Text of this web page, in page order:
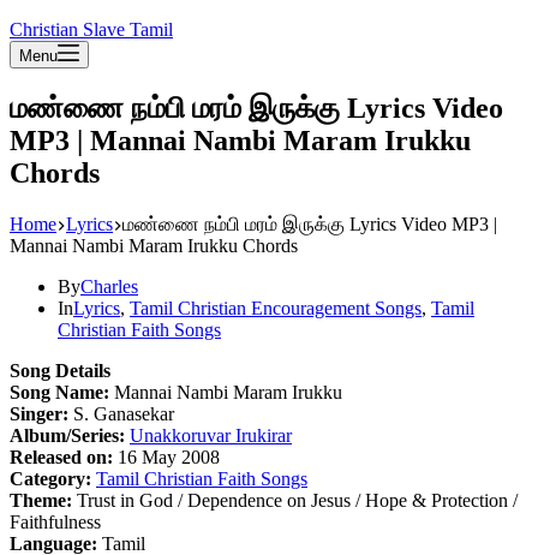
Christian Slave Tamil
Menu
மண்ணை நம்பி மரம் இருக்கு Lyrics Video
MP3 | Mannai Nambi Maram Irukku
Chords
Home Lyrics மண்ணை நம்பி மரம் இருக்கு Lyrics Video MP3 |
Mannai Nambi Maram Irukku Chords
ByCharles
InLyrics, Tamil Christian Encouragement Songs, Tamil
Christian Faith Songs
Song Details
Song Name: Mannai Nambi Maram Irukku
Singer: S. Ganasekar
Album/Series: Unakkoruvar Irukirar
Released on: 16 May 2008
Category: Tamil Christian Faith Songs
Theme: Trust in God / Dependence on Jesus / Hope & Protection /
Faithfulness
Language: Tamil